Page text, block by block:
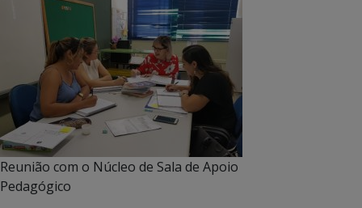
Reunião com o Núcleo de Sala de Apoio
Pedagógico